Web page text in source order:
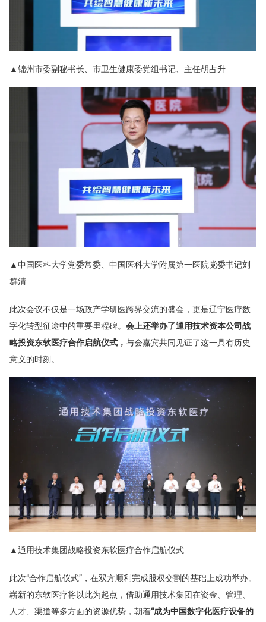
▲锦州市委副秘书长、市卫生健康委党组书记、主任胡占升
▲中国医科大学党委常委、中国医科大学附属第一医院党委书记刘
群清
此次会议不仅是一场政产学研医跨界交流的盛会，更是辽宁医疗数
字化转型征途中的重要里程碑。 会上还举办了通用技术资本公司战
略投资东软医疗合作启航仪式， 与会嘉宾共同见证了这一具有历史
意义的时刻。
▲通用技术集团战略投资东软医疗合作启航仪式
此次“合作启航仪式”，在双方顺利完成股权交割的基础上成功举办。
崭新的东软医疗将以此为起点，借助通用技术集团在资金、管理、
人才、渠道等多方面的资源优势，朝着“成为中国数字化医疗设备的